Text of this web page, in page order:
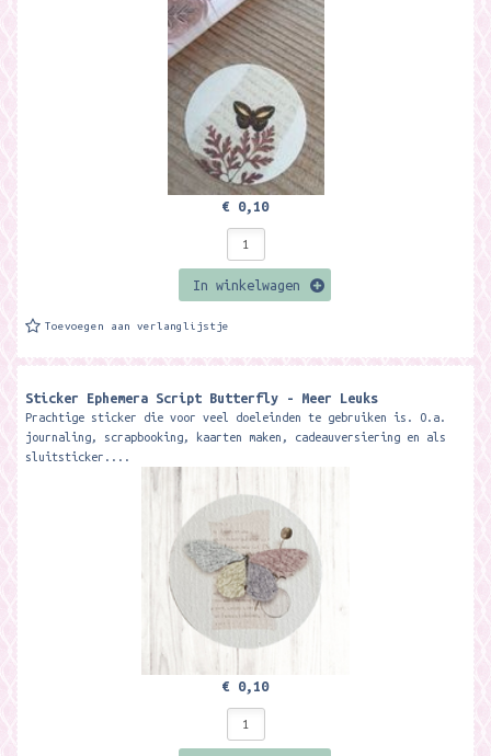
€ 0,10
In winkelwagen
Toevoegen aan verlanglijstje
Sticker Ephemera Script Butterfly - Meer Leuks
Prachtige sticker die voor veel doeleinden te gebruiken is. O.a.
journaling, scrapbooking, kaarten maken, cadeauversiering en als
sluitsticker....
€ 0,10